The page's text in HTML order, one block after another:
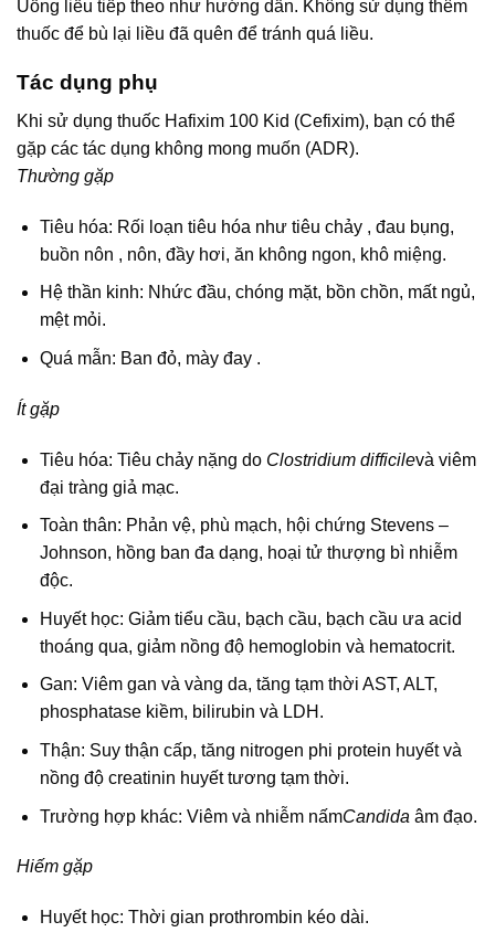
Uống liều tiếp theo như hướng dẫn. Không sử dụng thêm
thuốc để bù lại liều đã quên để tránh quá liều.
Tác dụng phụ
Khi sử dụng thuốc Hafixim 100 Kid (Cefixim), bạn có thể
gặp các tác dụng không mong muốn (ADR).
Thường gặp
Tiêu hóa: Rối loạn tiêu hóa như tiêu chảy , đau bụng,
buồn nôn , nôn, đầy hơi, ăn không ngon, khô miệng.
Hệ thần kinh: Nhức đầu, chóng mặt, bồn chồn, mất ngủ,
mệt mỏi.
Quá mẫn: Ban đỏ, mày đay .
Ít gặp
Tiêu hóa: Tiêu chảy nặng doClostridium difficilevà viêm
đại tràng giả mạc.
Toàn thân: Phản vệ, phù mạch, hội chứng Stevens –
Johnson, hồng ban đa dạng, hoại tử thượng bì nhiễm
độc.
Huyết học: Giảm tiểu cầu, bạch cầu, bạch cầu ưa acid
thoáng qua, giảm nồng độ hemoglobin và hematocrit.
Gan: Viêm gan và vàng da, tăng tạm thời AST, ALT,
phosphatase kiềm, bilirubin và LDH.
Thận: Suy thận cấp, tăng nitrogen phi protein huyết và
nồng độ creatinin huyết tương tạm thời.
Trường hợp khác: Viêm và nhiễm nấmCandida âm đạo.
Hiếm gặp
Huyết học: Thời gian prothrombin kéo dài.